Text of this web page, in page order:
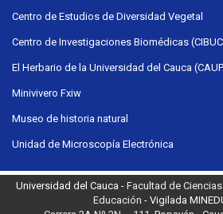
Centro de Estudios de Diversidad Vegetal
Centro de Investigaciones Biomédicas
El Herbario de la Universidad del Cauca
Minivivero Fxiw
Museo de historia natural
Unidad de Microscopía Electrónica
Universidad del Cauca - Facultad de
Educación - Vigilada